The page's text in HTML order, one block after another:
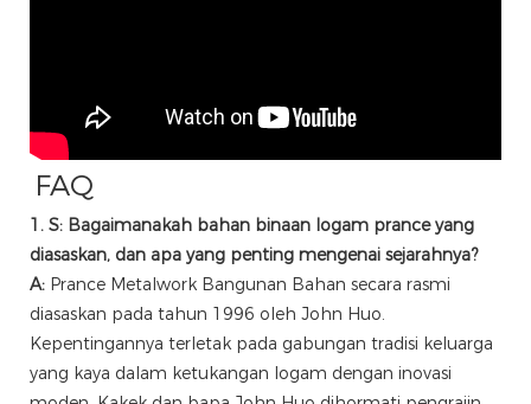
FAQ
1. S: Bagaimanakah bahan binaan logam prance yang
diasaskan, dan apa yang penting mengenai sejarahnya?
A: Prance Metalwork Bangunan Bahan secara rasmi
diasaskan pada tahun 1996 oleh John Huo.
Kepentingannya terletak pada gabungan tradisi keluarga
yang kaya dalam ketukangan logam dengan inovasi